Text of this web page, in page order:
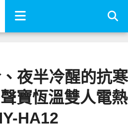
夜半冷醒的抗寒
寶恆溫雙人電熱
HA12